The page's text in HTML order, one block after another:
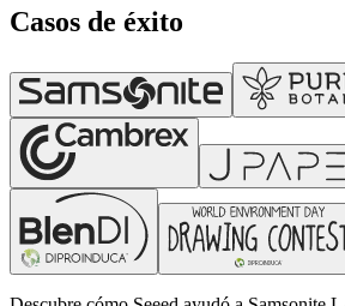
Casos de éxito